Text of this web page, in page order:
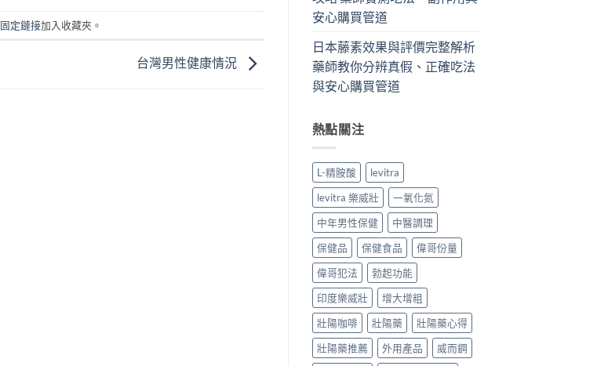
固定鏈接加入收藏夾。
台灣男性健康情況
安心購買管道
日本藤素效果與評價完整解析
藥師教你分辨真假、正確吃法
與安心購買管道
熱點關注
L-精胺酸
levitra
levitra 樂威壯
一氧化氮
中年男性保健
中醫調理
保健品
保健食品
偉哥份量
偉哥犯法
勃起功能
印度樂威壯
增大增粗
壯陽咖啡
壯陽藥
壯陽藥心得
壯陽藥推薦
外用產品
威而鋼